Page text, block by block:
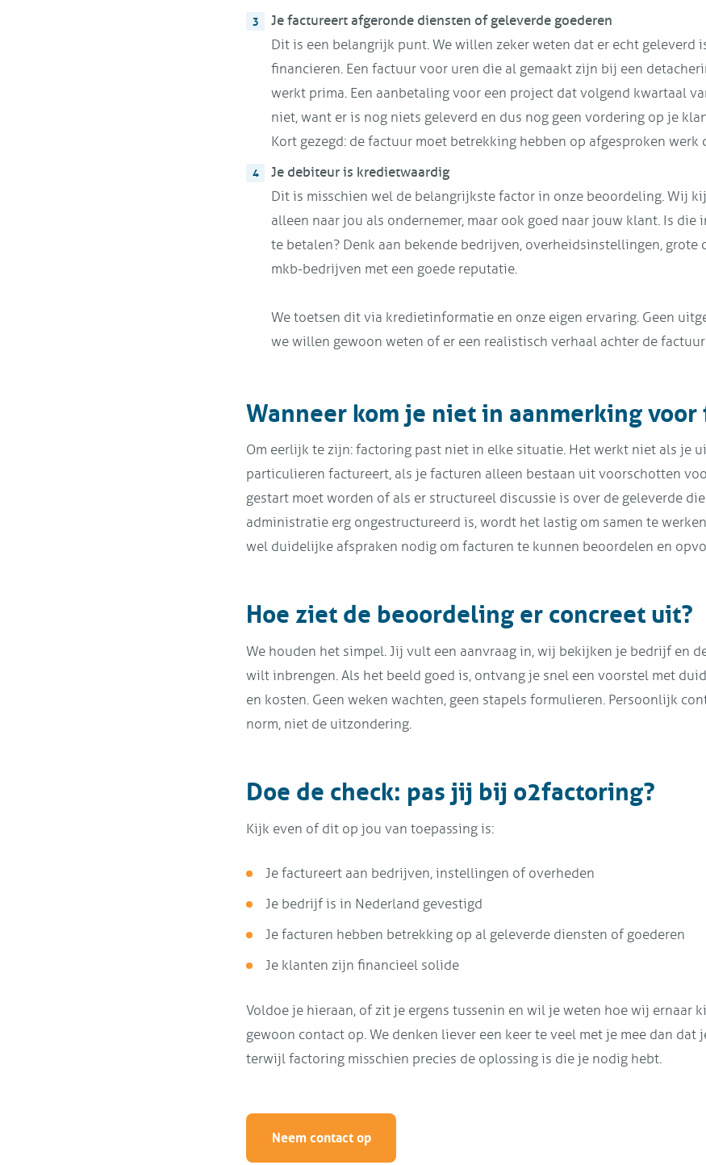
Je factureert afgeronde diensten of geleverde goederen
Dit is een belangrijk punt. We willen zeker weten dat er echt geleverd
financieren. Een factuur voor uren die al gemaakt zijn bij een
werkt prima. Een aanbetaling voor een project dat volgend kwartaal
niet, want er is nog niets geleverd en dus nog geen vordering op je
Kort gezegd: de factuur moet betrekking hebben op afgesproken werk
Je debiteur is kredietwaardig
Dit is misschien wel de belangrijkste factor in onze beoordeling. Wij
alleen naar jou als ondernemer, maar ook goed naar jouw klant. Is die
te betalen? Denk aan bekende bedrijven, overheidsinstellingen, grote
mkb-bedrijven met een goede reputatie.
We toetsen dit via kredietinformatie en onze eigen ervaring. Geen
we willen gewoon weten of er een realistisch verhaal achter de
Wanneer kom je niet in aanmerking
Om eerlijk te zijn: factoring past niet in elke situatie. Het werkt niet als je
particulieren factureert, als je facturen alleen bestaan uit voorschotten
gestart moet worden of als er structureel discussie is over de geleverde
administratie erg ongestructureerd is, wordt het lastig om samen te
wel duidelijke afspraken nodig om facturen te kunnen beoordelen en
Hoe ziet de beoordeling er concreet uit?
We houden het simpel. Jij vult een aanvraag in, wij bekijken je bedrijf en
wilt inbrengen. Als het beeld goed is, ontvang je snel een voorstel met
en kosten. Geen weken wachten, geen stapels formulieren. Persoonlijk
norm, niet de uitzondering.
Doe de check: pas jij bij o2factoring?
Kijk even of dit op jou van toepassing is:
Je factureert aan bedrijven, instellingen of overheden
Je bedrijf is in Nederland gevestigd
Je facturen hebben betrekking op al geleverde diensten of goederen
Je klanten zijn financieel solide
Voldoe je hieraan, of zit je ergens tussenin en wil je weten hoe wij ernaar
gewoon contact op. We denken liever een keer te veel met je mee dan
terwijl factoring misschien precies de oplossing is die je nodig hebt.
Neem contact op